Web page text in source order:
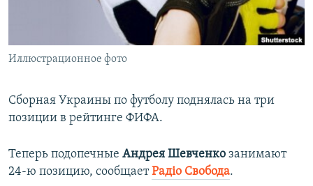
ПОБЕДИТЕЛЕЙ НЕ СУДЯТ?
ELIFBE
Все сайты RFE/RL
Иллюстрационное фото
Сборная Украины по футболу поднялась на три
позиции в рейтинге ФИФА.
Теперь подопечные Андрея Шевченко занимают
24-ю позицию, сообщаетРадіо Свобода.